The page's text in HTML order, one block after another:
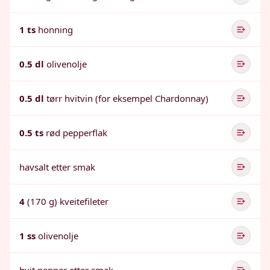
1 ts honning
0.5 dl olivenolje
0.5 dl tørr hvitvin (for eksempel Chardonnay)
0.5 ts rød pepperflak
havsalt etter smak
4 (170 g) kveitefileter
1 ss olivenolje